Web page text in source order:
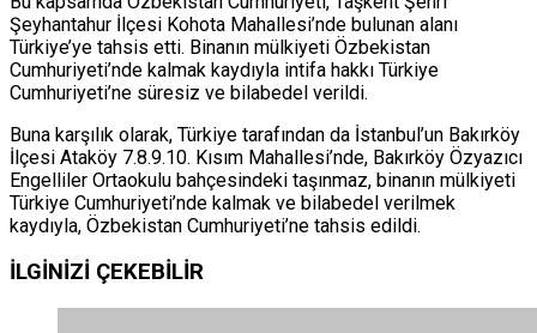
Şeyhantahur İlçesi Kohota Mahallesi’nde bulunan alanı
Türkiye’ye tahsis etti. Binanın mülkiyeti Özbekistan
Cumhuriyeti’nde kalmak kaydıyla intifa hakkı Türkiye
Cumhuriyeti’ne süresiz ve bilabedel verildi.
Buna karşılık olarak, Türkiye tarafından da İstanbul’un Bakırköy
İlçesi Ataköy 7.8.9.10. Kısım Mahallesi’nde, Bakırköy Özyazıcı
Engelliler Ortaokulu bahçesindeki taşınmaz, binanın mülkiyeti
Türkiye Cumhuriyeti’nde kalmak ve bilabedel verilmek
kaydıyla, Özbekistan Cumhuriyeti’ne tahsis edildi.
İLGİNİZİ ÇEKEBİLİR